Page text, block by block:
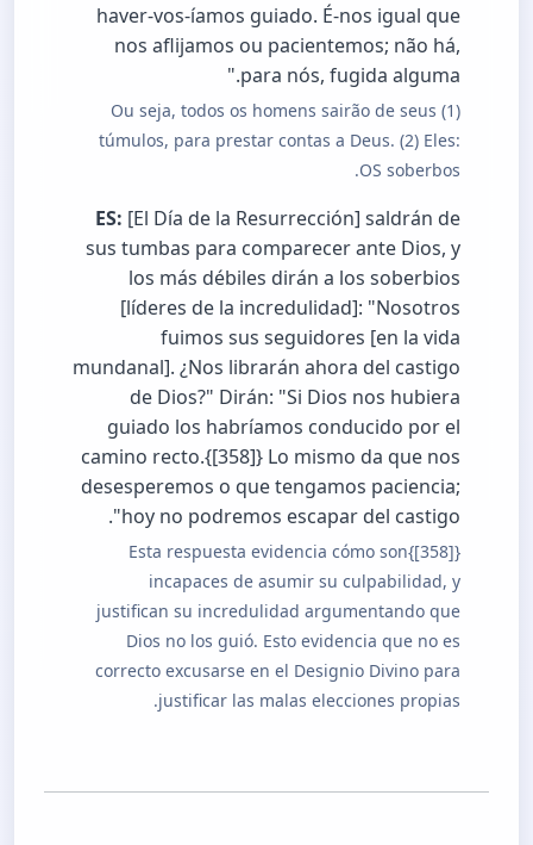
haver-vos-íamos guiado. É-nos igual que
nos aflijamos ou pacientemos; não há,
para nós, fugida alguma."
(1) Ou seja, todos os homens sairão de seus
túmulos, para prestar contas a Deus. (2) Eles:
OS soberbos.
ES: [El Día de la Resurrección] saldrán de
sus tumbas para comparecer ante Dios, y
los más débiles dirán a los soberbios
[líderes de la incredulidad]: "Nosotros
fuimos sus seguidores [en la vida
mundanal]. ¿Nos librarán ahora del castigo
de Dios?" Dirán: "Si Dios nos hubiera
guiado los habríamos conducido por el
camino recto.{[358]} Lo mismo da que nos
desesperemos o que tengamos paciencia;
hoy no podremos escapar del castigo".
{[358]}Esta respuesta evidencia cómo son
incapaces de asumir su culpabilidad, y
justifican su incredulidad argumentando que
Dios no los guió. Esto evidencia que no es
correcto excusarse en el Designio Divino para
justificar las malas elecciones propias.